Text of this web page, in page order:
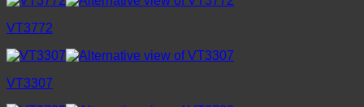
VT3772
VT3307